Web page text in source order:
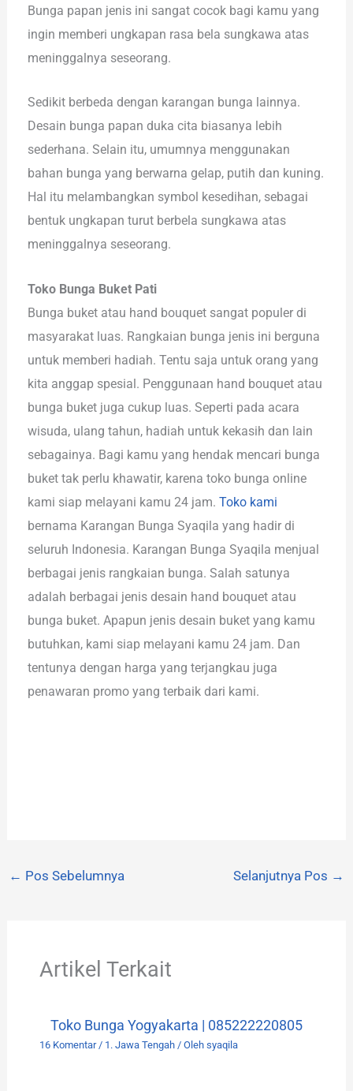
Bunga papan jenis ini sangat cocok bagi kamu yang
ingin memberi ungkapan rasa bela sungkawa atas
meninggalnya seseorang.
Sedikit berbeda dengan karangan bunga lainnya.
Desain bunga papan duka cita biasanya lebih
sederhana. Selain itu, umumnya menggunakan
bahan bunga yang berwarna gelap, putih dan kuning.
Hal itu melambangkan symbol kesedihan, sebagai
bentuk ungkapan turut berbela sungkawa atas
meninggalnya seseorang.
Toko Bunga Buket Pati
Bunga buket atau hand bouquet sangat populer di
masyarakat luas. Rangkaian bunga jenis ini berguna
untuk memberi hadiah. Tentu saja untuk orang yang
kita anggap spesial. Penggunaan hand bouquet atau
bunga buket juga cukup luas. Seperti pada acara
wisuda, ulang tahun, hadiah untuk kekasih dan lain
sebagainya. Bagi kamu yang hendak mencari bunga
buket tak perlu khawatir, karena toko bunga online
kami siap melayani kamu 24 jam.Toko kami
bernama Karangan Bunga Syaqila yang hadir di
seluruh Indonesia. Karangan Bunga Syaqila menjual
berbagai jenis rangkaian bunga. Salah satunya
adalah berbagai jenis desain hand bouquet atau
bunga buket. Apapun jenis desain buket yang kamu
butuhkan, kami siap melayani kamu 24 jam. Dan
tentunya dengan harga yang terjangkau juga
penawaran promo yang terbaik dari kami.
← Pos Sebelumnya Selanjutnya Pos →
Artikel Terkait
Toko Bunga Yogyakarta | 085222220805
16 Komentar / 1. Jawa Tengah/ Oleh syaqila